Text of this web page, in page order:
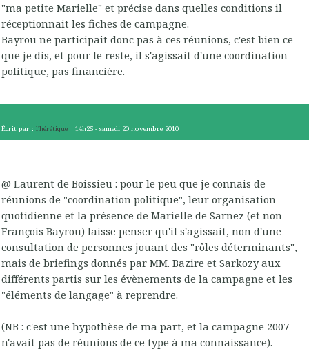
"ma petite Marielle" et précise dans quelles conditions il
réceptionnait les fiches de campagne.
Bayrou ne participait donc pas à ces réunions, c'est bien ce
que je dis, et pour le reste, il s'agissait d'une coordination
politique, pas financière.
Écrit par : l'hérétique 14h25 -samedi 20 novembre 2010
@ Laurent de Boissieu : pour le peu que je connais de
réunions de "coordination politique", leur organisation
quotidienne et la présence de Marielle de Sarnez (et non
François Bayrou) laisse penser qu'il s'agissait, non d'une
consultation de personnes jouant des "rôles déterminants",
mais de briefings donnés par MM. Bazire et Sarkozy aux
différents partis sur les évènements de la campagne et les
"éléments de langage" à reprendre.
(NB : c'est une hypothèse de ma part, et la campagne 2007
n'avait pas de réunions de ce type à ma connaissance).